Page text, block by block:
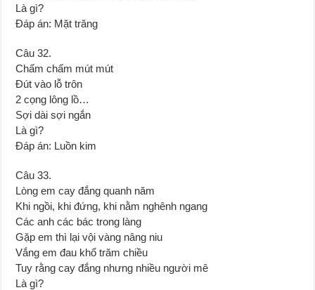
Là gì?
Đáp án: Mặt trăng
Câu 32.
Chấm chấm mút mút
Ðút vào lỗ trôn
2 cọng lông lồ…
Sợi dài sợi ngắn
Là gì?
Đáp án: Luồn kim
Câu 33.
Lòng em cay đắng quanh năm
Khi ngồi, khi đứng, khi nằm nghênh ngang
Các anh các bác trong làng
Gặp em thì lại vội vàng nâng niu
Vắng em đau khổ trăm chiều
Tuy rằng cay đắng nhưng nhiều người mê
Là gì?